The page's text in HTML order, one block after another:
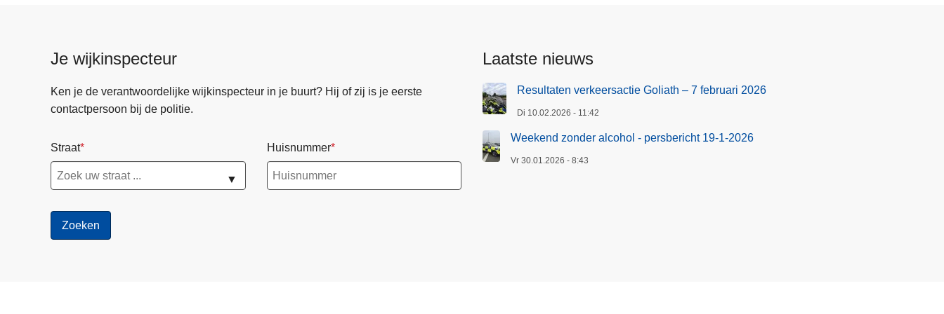
Je wijkinspecteur
Ken je de verantwoordelijke wijkinspecteur in je buurt? Hij of zij is je eerste
contactpersoon bij de politie.
Straat
▼
Huisnummer
Laatste nieuws
Resultaten verkeersactie Goliath – 7 februari 2026
Di 10.02.2026 - 11:42
Weekend zonder alcohol - persbericht 19-1-2026
Vr 30.01.2026 - 8:43